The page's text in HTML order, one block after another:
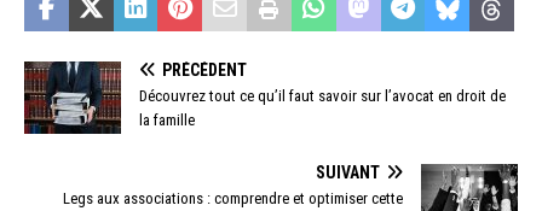
PRÉCÉDENT
Découvrez tout ce qu’il faut savoir sur l’avocat en droit de
la famille
SUIVANT
Legs aux associations : comprendre et optimiser cette